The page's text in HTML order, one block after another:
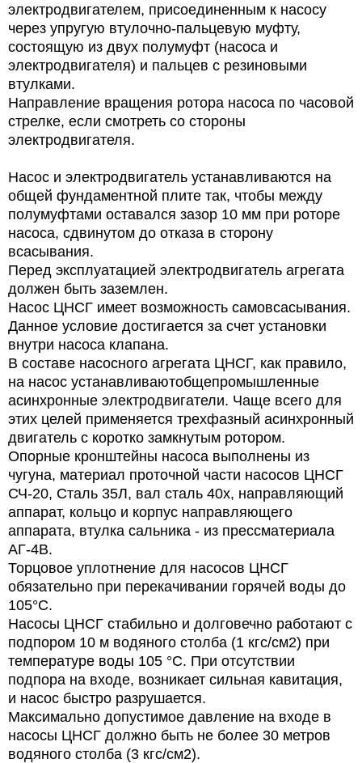
электродвигателем, присоединенным к насосу
через упругую втулочно-пальцевую муфту,
состоящую из двух полумуфт (насоса и
электродвигателя) и пальцев с резиновыми
втулками.
Направление вращения ротора насоса по часовой
стрелке, если смотреть со стороны
электродвигателя.
Насос и электродвигатель устанавливаются на
общей фундаментной плите так, чтобы между
полумуфтами оставался зазор 10 мм при роторе
насоса, сдвинутом до отказа в сторону
всасывания.
Перед эксплуатацией электродвигатель агрегата
должен быть заземлен.
Насос ЦНСГ имеет возможность самовсасывания.
Данное условие достигается за счет установки
внутри насоса клапана.
В составе насосного агрегата ЦНСГ, как правило,
на насос устанавливаютобщепромышленные
асинхронные электродвигатели. Чаще всего для
этих целей применяется трехфазный асинхронный
двигатель с коротко замкнутым ротором.
Опорные кронштейны насоса выполнены из
чугуна, материал проточной части насосов ЦНСГ
СЧ-20, Сталь 35Л, вал сталь 40х, направляющий
аппарат, кольцо и корпус направляющего
аппарата, втулка сальника - из прессматериала
АГ-4В.
Торцовое уплотнение для насосов ЦНСГ
обязательно при перекачивании горячей воды до
105°С.
Насосы ЦНСГ стабильно и долговечно работают с
подпором 10 м водяного столба (1 кгс/см2) при
температуре воды 105 °C. При отсутствии
подпора на входе, возникает сильная кавитация,
и насос быстро разрушается.
Максимально допустимое давление на входе в
насосы ЦНСГ должно быть не более 30 метров
водяного столба (3 кгс/см2).